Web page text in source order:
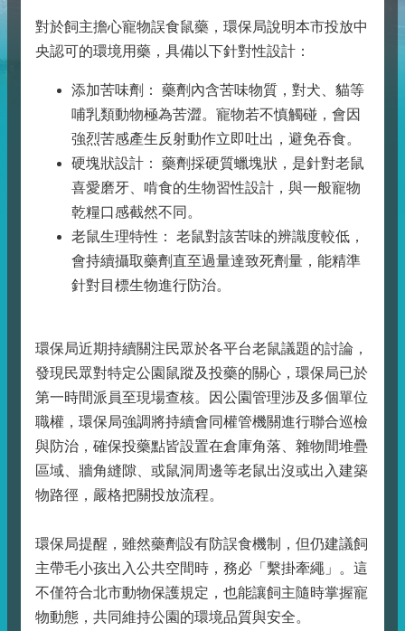
對於飼主擔心寵物誤食鼠藥，環保局說明本市投放中
央認可的環境用藥，具備以下針對性設計：
添加苦味劑： 藥劑內含苦味物質，對犬、貓等
哺乳類動物極為苦澀。寵物若不慎觸碰，會因
強烈苦感產生反射動作立即吐出，避免吞食。
硬塊狀設計： 藥劑採硬質蠟塊狀，是針對老鼠
喜愛磨牙、啃食的生物習性設計，與一般寵物
乾糧口感截然不同。
老鼠生理特性： 老鼠對該苦味的辨識度較低，
會持續攝取藥劑直至過量達致死劑量，能精準
針對目標生物進行防治。
環保局近期持續關注民眾於各平台老鼠議題的討論，
發現民眾對特定公園鼠蹤及投藥的關心，環保局已於
第一時間派員至現場查核。因公園管理涉及多個單位
職權，環保局強調將持續會同權管機關進行聯合巡檢
與防治，確保投藥點皆設置在倉庫角落、雜物間堆疊
區域、牆角縫隙、或鼠洞周邊等老鼠出沒或出入建築
物路徑，嚴格把關投放流程。
環保局提醒，雖然藥劑設有防誤食機制，但仍建議飼
主帶毛小孩出入公共空間時，務必「繫掛牽繩」。這
不僅符合北市動物保護規定，也能讓飼主隨時掌握寵
物動態，共同維持公園的環境品質與安全。